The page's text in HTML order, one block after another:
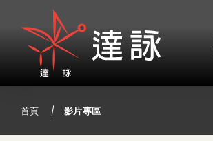
首頁 影片專區